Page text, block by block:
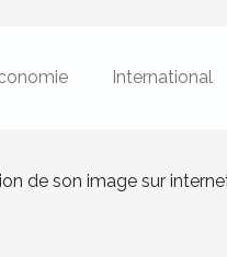
International
de son image sur